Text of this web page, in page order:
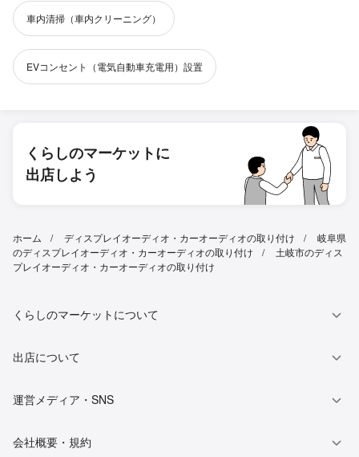
車内清掃（車内クリーニング）
EVコンセント（電気自動車充電用）設置
くらしのマーケットに
出店しよう
ホーム ディスプレイオーディオ・カーオーディオの取り付け
岐阜県
のディスプレイオーディオ・カーオーディオの取り付け
土岐市のディス
プレイオーディオ・カーオーディオの取り付け
くらしのマーケットについて
出店について
運営メディア・SNS
会社概要・規約